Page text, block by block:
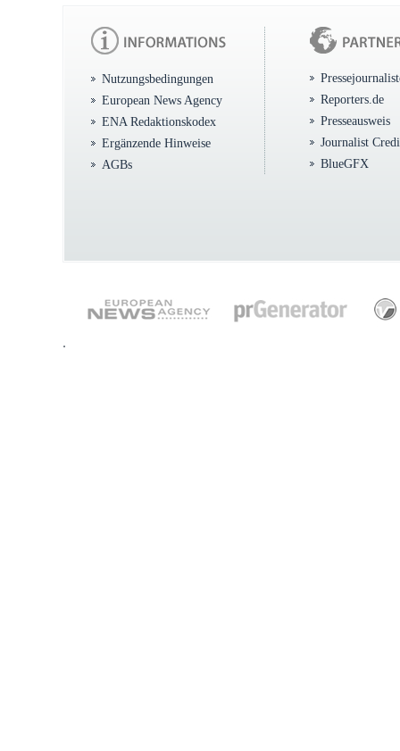
Nutzungsbedingungen
European News Agency
ENA Redaktionskodex
Ergänzende Hinweise
AGBs
Reporters.de
Presseausweis
Journalist
BlueGFX
.